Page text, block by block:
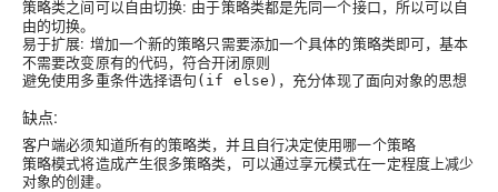
策略类之间可以自由切换: 由于策略类都是先同一个接口，所以可以自
由的切换。
易于扩展: 增加一个新的策略只需要添加一个具体的策略类即可，基本
不需要改变原有的代码，符合开闭原则
避免使用多重条件选择语句(if else) ，充分体现了面向对象的思想
缺点:
客户端必须知道所有的策略类，并且自行决定使用哪一个策略
策略模式将造成产生很多策略类，可以通过享元模式在一定程度上减少
对象的创建。